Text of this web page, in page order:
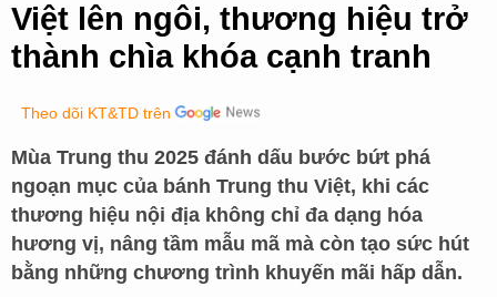
Việt lên ngôi, thương hiệu trở
thành chìa khóa cạnh tranh
Theo dõi KT&TD trên
Mùa Trung thu 2025 đánh dấu bước bứt phá
ngoạn mục của bánh Trung thu Việt, khi các
thương hiệu nội địa không chỉ đa dạng hóa
hương vị, nâng tầm mẫu mã mà còn tạo sức hút
bằng những chương trình khuyến mãi hấp dẫn.